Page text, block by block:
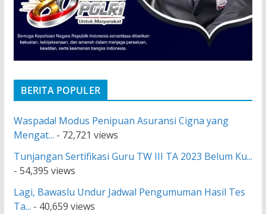
BERITA POPULER
Waspada! Modus Penipuan Asuransi Cigna yang
Mengat... - 72,721 views
Tunjangan Sertifikasi Guru TW III TA 2023 Belum Ku...
- 54,395 views
Lagi, Bawaslu Undur Jadwal Pengumuman Hasil Tes
Ta... - 40,659 views